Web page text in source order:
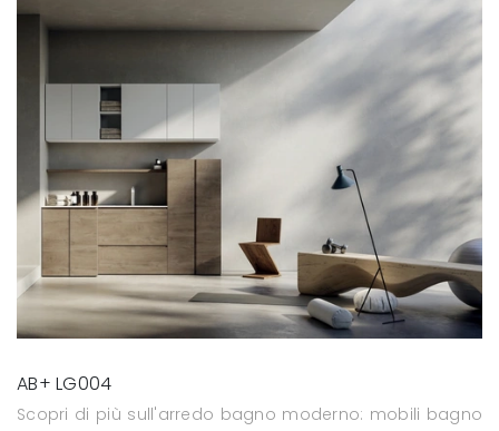
AB+ LG004
Scopri di più sull'arredo bagno moderno: mobili bagno